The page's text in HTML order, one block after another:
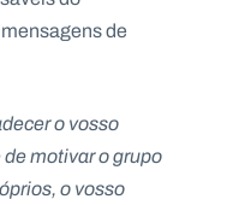
de
o vosso
motivar o grupo
o vosso